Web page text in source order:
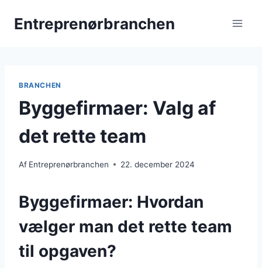
Entreprenørbranchen
BRANCHEN
Byggefirmaer: Valg af
det rette team
Af Entreprenørbranchen 22. december 2024
Byggefirmaer: Hvordan
vælger man det rette team
til opgaven?